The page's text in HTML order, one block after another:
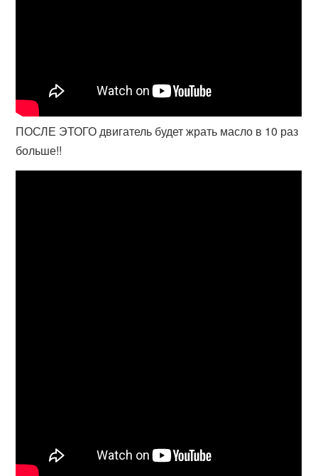
ПОСЛЕ ЭТОГО двигатель будет жрать масло в 10 раз
больше!!